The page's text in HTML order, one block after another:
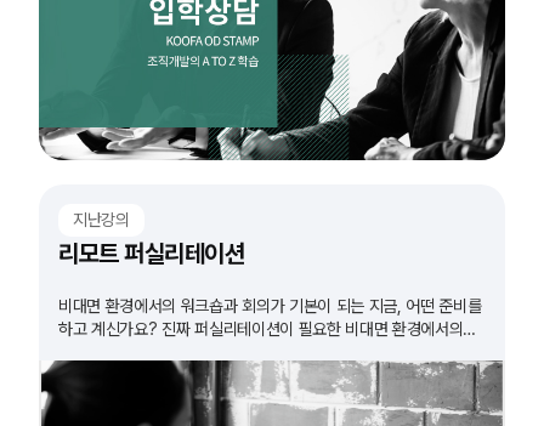
지난강의
리모트 퍼실리테이션
비대면 환경에서의 워크숍과 회의가 기본이 되는 지금, 어떤 준비를
하고 계신가요? 진짜 퍼실리테이션이 필요한 비대면 환경에서의